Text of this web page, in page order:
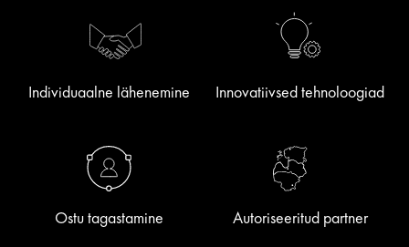
Individuaalne lähenemine Innovatiivsed tehnoloogiad
Ostu tagastamine Autoriseeritud partner